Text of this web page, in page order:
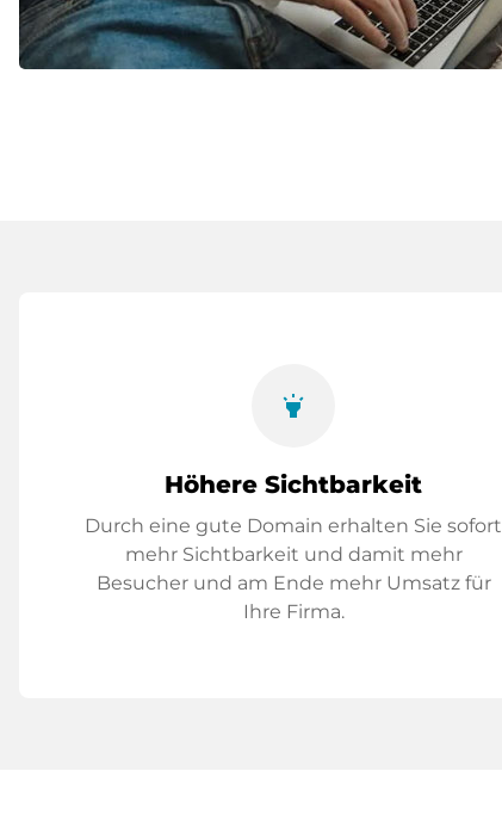
highlight
Höhere Sichtbarkeit
Durch eine gute Domain erhalten Sie sofort
mehr Sichtbarkeit und damit mehr
Besucher und am Ende mehr Umsatz für
Ihre Firma.